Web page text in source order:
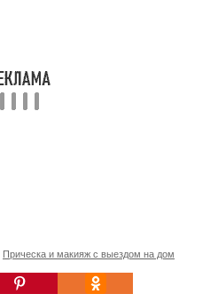
Прическа и макияж с выездом на дом